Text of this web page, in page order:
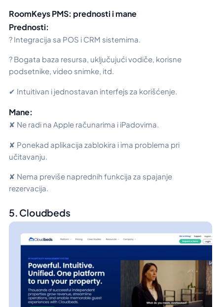
RoomKeys PMS: prednosti i mane
Prednosti:
? Integracija sa POS i CRM sistemima.
? Bogata baza resursa, uključujući vodiče, korisne
podsetnike, video snimke, itd.
✔ Intuitivan i jednostavan interfejs za korišćenje.
Mane:
✘ Ne radi na Apple računarima i iPadovima.
✘ Ponekad aplikacija zablokira i ima problema pri
učitavanju.
✘ Nema previše naprednih funkcija za spajanje
rezervacija.
5. Cloudbeds